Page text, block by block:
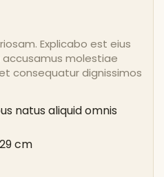
Explicabo est eius
accusamus molestiae
consequatur dignissimos
natus aliquid omnis
29 cm